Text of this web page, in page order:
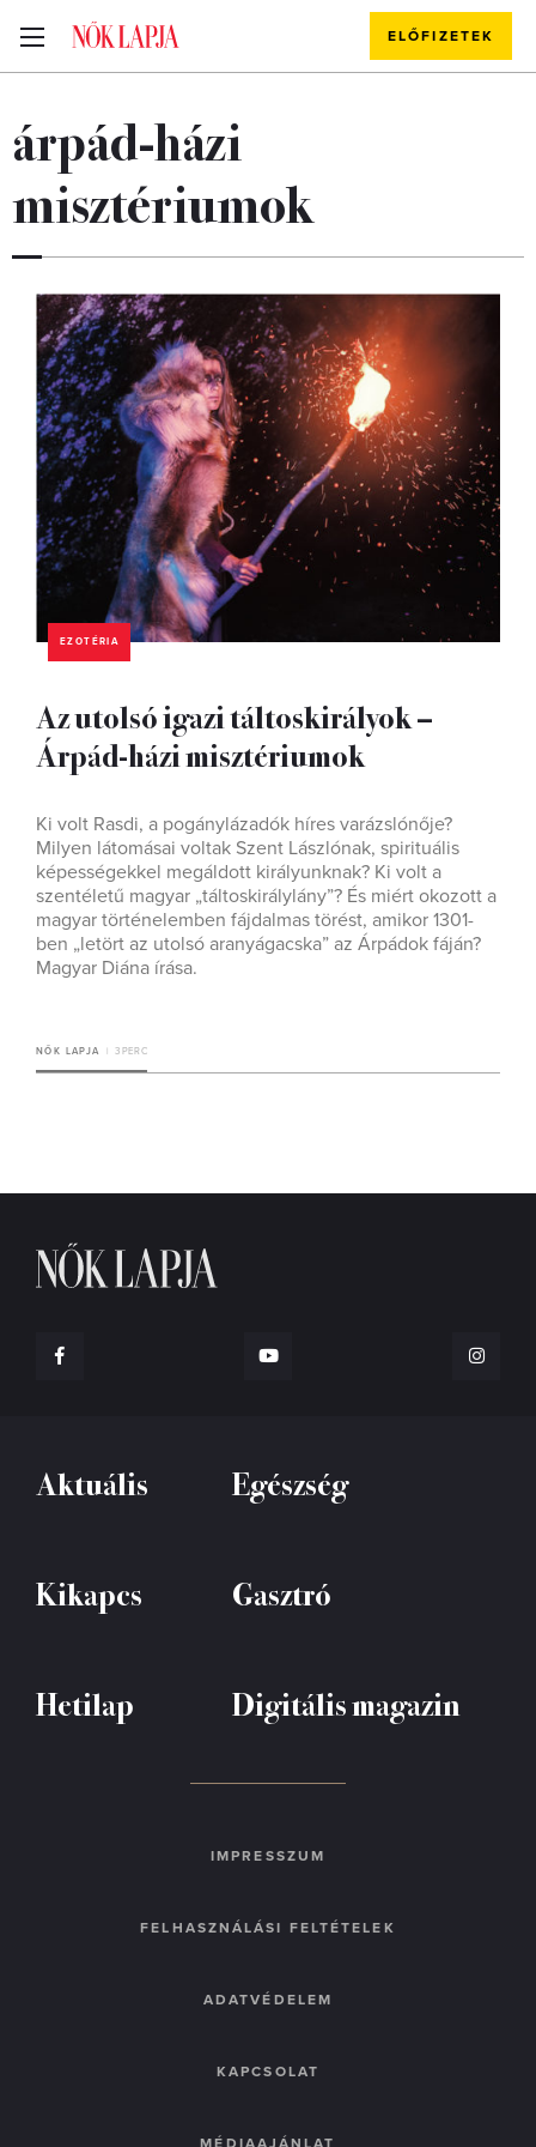
ELŐFIZETEK
árpád-házi
misztériumok
EZOTÉRIA
Az utolsó igazi táltoskirályok –
Árpád-házi misztériumok
Ki volt Rasdi, a pogánylázadók híres varázslónője?
Milyen látomásai voltak Szent Lászlónak, spirituális
képességekkel megáldott királyunknak? Ki volt a
szentéletű magyar „táltoskirálylány”? És miért okozott a
magyar történelemben fájdalmas törést, amikor 1301-
ben „letört az utolsó aranyágacska” az Árpádok fáján?
Magyar Diána írása.
NŐK LAPJA 3 PERC
Aktuális Egészség
Kikapcs Gasztró
Hetilap Digitális magazin
IMPRESSZUM
FELHASZNÁLÁSI FELTÉTELEK
ADATVÉDELEM
KAPCSOLAT
MÉDIAAJÁNLAT